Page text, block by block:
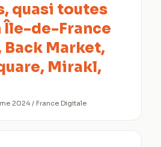
quasi toutes
Île-de-France
Market,
Mirakl,
2024 / France Digitale